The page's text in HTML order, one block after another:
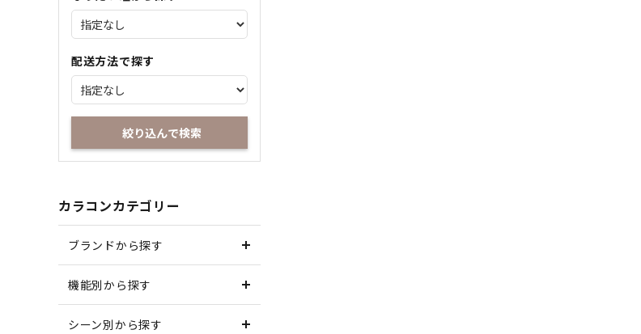
配送方法で探す
絞り込んで検索
カラコンカテゴリー
ブランドから探す
機能別から探す
シーン別から探す